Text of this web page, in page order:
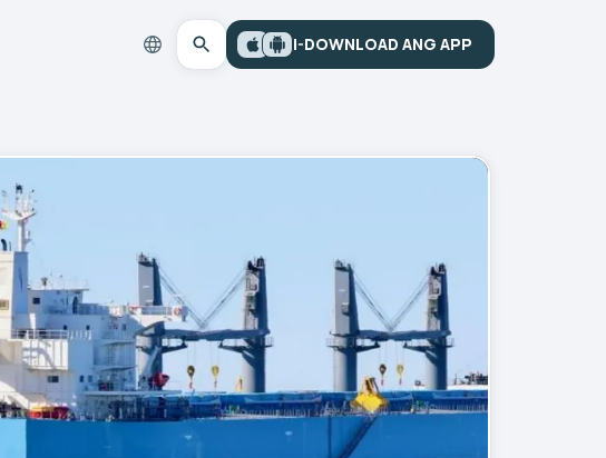
I-DOWNLOAD ANG APP